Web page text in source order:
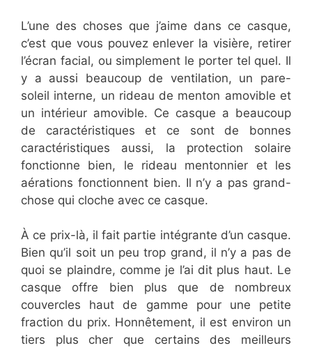
L’une des choses que j’aime dans ce casque,
c’est que vous pouvez enlever la visière, retirer
l’écran facial, ou simplement le porter tel quel. Il
y a aussi beaucoup de ventilation, un pare-
soleil interne, un rideau de menton amovible et
un intérieur amovible. Ce casque a beaucoup
de caractéristiques et ce sont de bonnes
caractéristiques aussi, la protection solaire
fonctionne bien, le rideau mentonnier et les
aérations fonctionnent bien. Il n’y a pas grand-
chose qui cloche avec ce casque.
À ce prix-là, il fait partie intégrante d’un casque.
Bien qu’il soit un peu trop grand, il n’y a pas de
quoi se plaindre, comme je l’ai dit plus haut. Le
casque offre bien plus que de nombreux
couvercles haut de gamme pour une petite
fraction du prix. Honnêtement, il est environ un
tiers plus cher que certains des meilleurs